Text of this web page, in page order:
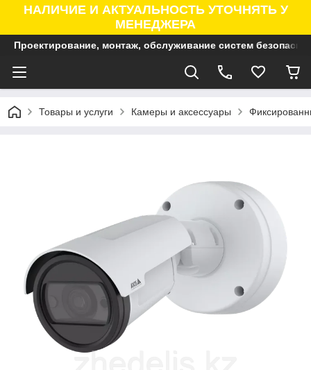
НАЛИЧИЕ И АКТУАЛЬНОСТЬ УТОЧНЯТЬ У
МЕНЕДЖЕРА
Проектирование, монтаж, обслуживание систем
Товары и услуги Камеры и аксессуары